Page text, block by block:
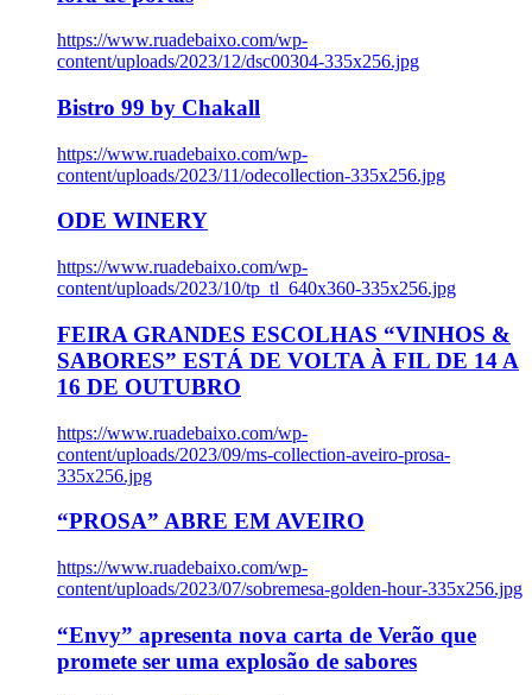
https://www.ruadebaixo.com/wp-
content/uploads/2023/12/dsc00304-335x256.jpg
Bistro 99 by Chakall
https://www.ruadebaixo.com/wp-
content/uploads/2023/11/odecollection-335x256.jpg
ODE WINERY
https://www.ruadebaixo.com/wp-
content/uploads/2023/10/tp_tl_640x360-335x256.jpg
FEIRA GRANDES ESCOLHAS “VINHOS &
SABORES” ESTÁ DE VOLTA À FIL DE 14 A
16 DE OUTUBRO
https://www.ruadebaixo.com/wp-
content/uploads/2023/09/ms-collection-aveiro-prosa-
335x256.jpg
“PROSA” ABRE EM AVEIRO
https://www.ruadebaixo.com/wp-
content/uploads/2023/07/sobremesa-golden-hour-335x256.jpg
“Envy” apresenta nova carta de Verão que
promete ser uma explosão de sabores